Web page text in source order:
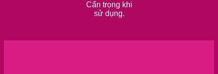
Cẩn trọng khi
sử dụng.